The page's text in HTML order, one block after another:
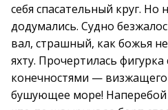
себя спасательный круг. Но
додумались. Судно
вал, страшный, как божья
яхту. Прочертилась
конечностями — визжащего
бушующее море! Наперебой